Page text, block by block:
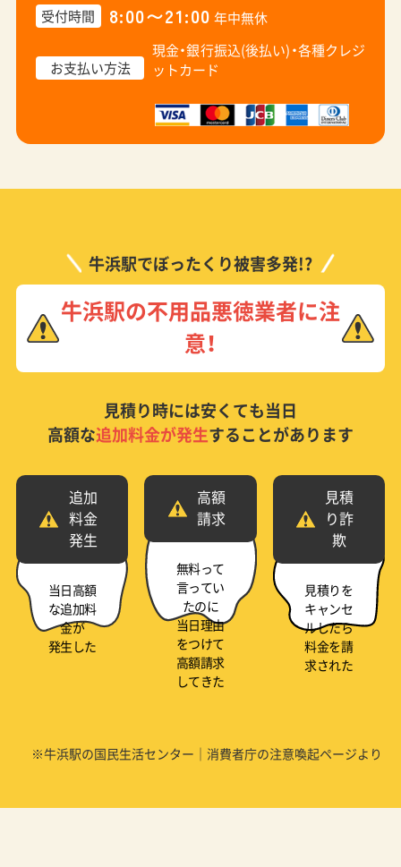
受付時間 8:00〜21:00 年中無休
お支払い方法
現金・銀行振込(後払い)・各種クレジ
ットカード
牛浜駅でぼったくり被害多発!?
牛浜駅の不用品悪徳業者に注
意！
見積り時には安くても当日
高額な追加料金が発生することがあります
追加
料金
発生
当日高額
な追加料
金が
発生した
高額
請求
無料って
言ってい
たのに
当日理由
をつけて
高額請求
してきた
見積
り詐
欺
見積りを
キャンセ
ルしたら
料金を請
求された
※牛浜駅の国民生活センター｜消費者庁の注意喚起ページより